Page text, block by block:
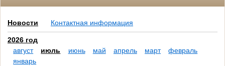
Новости Контактная информация
2026 год
август
июль июнь май апрель март
февраль
январь